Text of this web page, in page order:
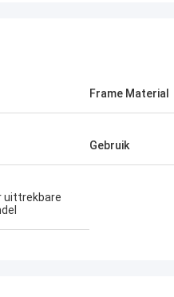
Frame Material
Gebruik
uittrekbare